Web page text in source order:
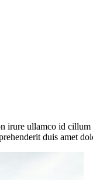
irure ullamco id
duis amet